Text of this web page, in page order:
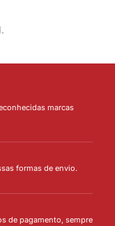
marcas
formas de envio.
de pagamento, sempre